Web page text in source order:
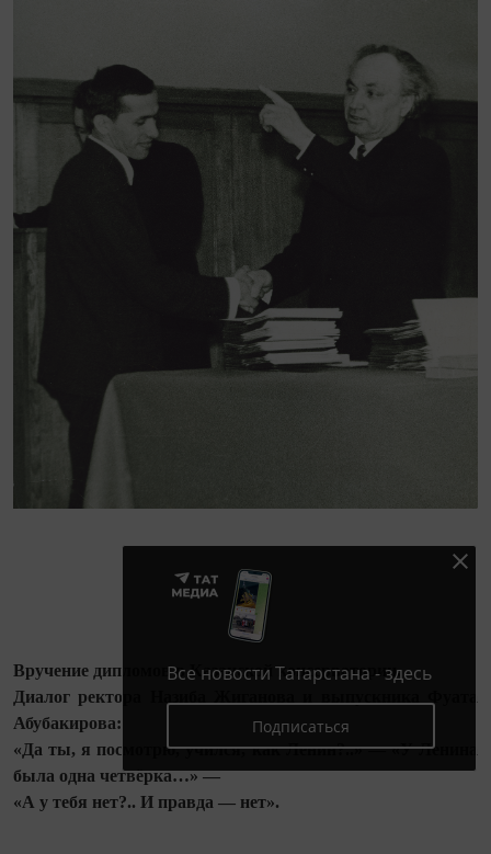
Вручение дипломов в Казанской консерватории.
Диалог ректора Назиба Жиганова и выпускника Фуата
Абубакирова:
«Да ты, я посмотрю, учился, как Ленин?..» — «У Ленина
была одна четвёрка…» —
«А у тебя нет?.. И правда — нет».
Все новости Татарстана - здесь
Подписаться